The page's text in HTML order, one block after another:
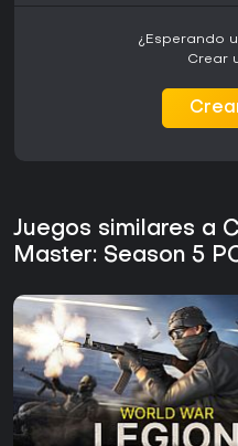
¿Esperando
Crear
Juegos similares a
Master: Season 5